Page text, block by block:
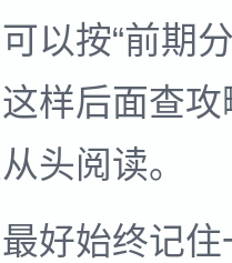
以按“前期
样后面查
头阅读。
好始终记